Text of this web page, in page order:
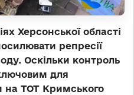
Херсонської області
репресії
Оскільки контроль
для
на ТОТ Кримського